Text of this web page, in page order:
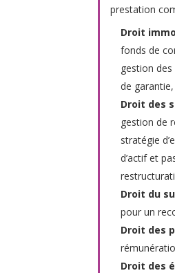
prestation
Droit
fonds de
gestion
de
Droit des
gestion de
stratégie
d’actif et
Droit du
pour un
Droit des
Droit des